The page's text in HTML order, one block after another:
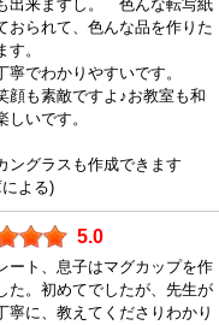
出来ますし。 色んな転写紙
おられて、色んな品を作りた
ます。
寧でわかりやすいです。
顔も素敵ですよ♪お教室も和
しいです。
ングラスも作成できます
よる)
5.0
ート、息子はマグカップを作
た。初めてでしたが、先生が
寧に、教えてくださりわかり